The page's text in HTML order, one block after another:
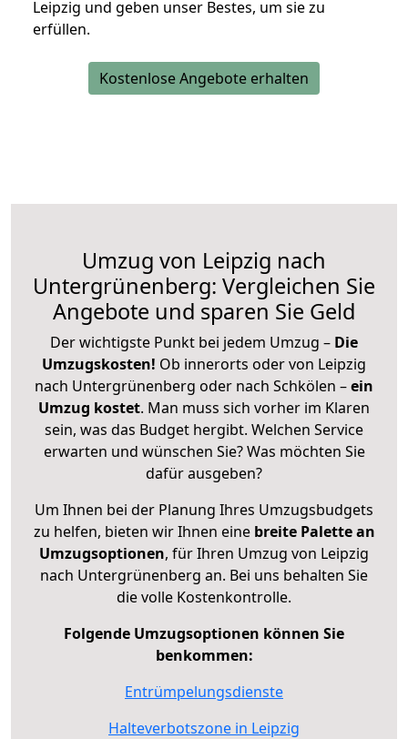
Leipzig und geben unser Bestes, um sie zu
erfüllen.
Kostenlose Angebote erhalten
Umzug von Leipzig nach
Untergrünenberg: Vergleichen Sie
Angebote und sparen Sie Geld
Der wichtigste Punkt bei jedem Umzug – Die
Umzugskosten! Ob innerorts oder von Leipzig
nach Untergrünenberg oder nach Schkölen –ein
Umzug kostet. Man muss sich vorher im Klaren
sein, was das Budget hergibt. Welchen Service
erwarten und wünschen Sie? Was möchten Sie
dafür ausgeben?
Um Ihnen bei der Planung Ihres Umzugsbudgets
zu helfen, bieten wir Ihnen eine breite Palette an
Umzugsoptionen, für Ihren Umzug von Leipzig
nach Untergrünenberg an. Bei uns behalten Sie
die volle Kostenkontrolle.
Folgende Umzugsoptionen können Sie
benkommen:
Entrümpelungsdienste
Halteverbotszone in Leipzig